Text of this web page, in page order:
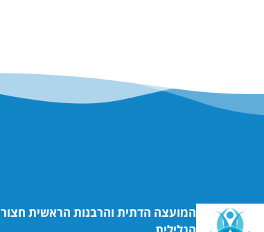
המועצה הדתית והרבנות הראשית חצור